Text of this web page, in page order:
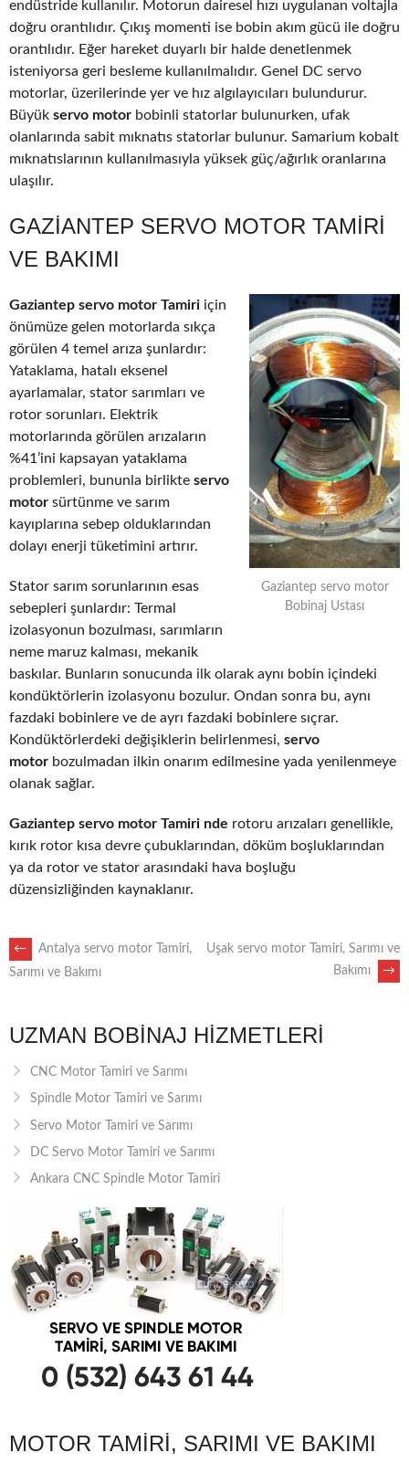
endüstride kullanılır. Motorun dairesel hızı uygulanan voltajla
doğru orantılıdır. Çıkış momenti ise bobin akım gücü ile doğru
orantılıdır. Eğer hareket duyarlı bir halde denetlenmek
isteniyorsa geri besleme kullanılmalıdır. Genel DC servo
motorlar, üzerilerinde yer ve hız algılayıcıları bulundurur.
Büyük servo motor bobinli statorlar bulunurken, ufak
olanlarında sabit mıknatıs statorlar bulunur. Samarium kobalt
mıknatıslarının kullanılmasıyla yüksek güç/ağırlık oranlarına
ulaşılır.
GAZIANTEP SERVO MOTOR TAMIRI
VE BAKIMI
Gaziantep servo motor
Bobinaj Ustası
Gaziantep servo motor Tamiri için
önümüze gelen motorlarda sıkça
görülen 4 temel arıza şunlardır:
Yataklama, hatalı eksenel
ayarlamalar, stator sarımları ve
rotor sorunları. Elektrik
motorlarında görülen arızaların
%41’ini kapsayan yataklama
problemleri, bununla birlikte servo
motor sürtünme ve sarım
kayıplarına sebep olduklarından
dolayı enerji tüketimini artırır.
Stator sarım sorunlarının esas
sebepleri şunlardır: Termal
izolasyonun bozulması, sarımların
neme maruz kalması, mekanik
baskılar. Bunların sonucunda ilk olarak aynı bobin içindeki
kondüktörlerin izolasyonu bozulur. Ondan sonra bu, aynı
fazdaki bobinlere ve de ayrı fazdaki bobinlere sıçrar.
Kondüktörlerdeki değişiklerin belirlenmesi, servo
motor bozulmadan ilkin onarım edilmesine yada yenilenmeye
olanak sağlar.
Gaziantep servo motor Tamiri nde rotoru arızaları genellikle,
kırık rotor kısa devre çubuklarından, döküm boşluklarından
ya da rotor ve stator arasındaki hava boşluğu
düzensizliğinden kaynaklanır.
POST
←
Antalya servo motor Tamiri,
Sarımı ve Bakımı
Uşak servo motor Tamiri, Sarımı ve
Bakımı
→
UZMAN BOBINAJ HIZMETLERI
CNC Motor Tamiri ve Sarımı
Spindle Motor Tamiri ve Sarımı
Servo Motor Tamiri ve Sarımı
DC Servo Motor Tamiri ve Sarımı
Ankara CNC Spindle Motor Tamiri
MOTOR TAMIRI, SARIMI VE BAKIMI